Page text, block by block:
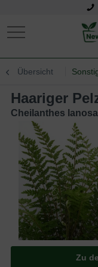
Übersicht
Haariger
Cheilanthes lanosa
Zu